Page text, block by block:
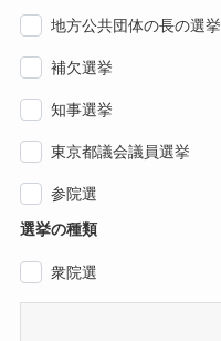
地方公共団体の長の選挙
補欠選挙
知事選挙
東京都議会議員選挙
参院選
選挙の種類
衆院選